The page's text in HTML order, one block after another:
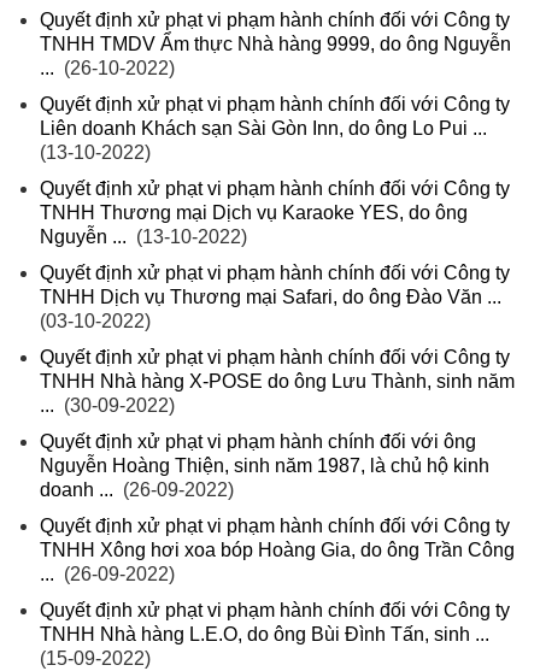
Quyết định xử phạt vi phạm hành chính đối với Công ty
TNHH TMDV Ẩm thực Nhà hàng 9999, do ông Nguyễn
... (26-10-2022)
Quyết định xử phạt vi phạm hành chính đối với Công ty
Liên doanh Khách sạn Sài Gòn Inn, do ông Lo Pui ...
(13-10-2022)
Quyết định xử phạt vi phạm hành chính đối với Công ty
TNHH Thương mại Dịch vụ Karaoke YES, do ông
Nguyễn ... (13-10-2022)
Quyết định xử phạt vi phạm hành chính đối với Công ty
TNHH Dịch vụ Thương mại Safari, do ông Đào Văn ...
(03-10-2022)
Quyết định xử phạt vi phạm hành chính đối với Công ty
TNHH Nhà hàng X-POSE do ông Lưu Thành, sinh năm
... (30-09-2022)
Quyết định xử phạt vi phạm hành chính đối với ông
Nguyễn Hoàng Thiện, sinh năm 1987, là chủ hộ kinh
doanh ... (26-09-2022)
Quyết định xử phạt vi phạm hành chính đối với Công ty
TNHH Xông hơi xoa bóp Hoàng Gia, do ông Trần Công
... (26-09-2022)
Quyết định xử phạt vi phạm hành chính đối với Công ty
TNHH Nhà hàng L.E.O, do ông Bùi Đình Tấn, sinh ...
(15-09-2022)